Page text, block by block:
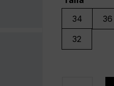
34 36
32